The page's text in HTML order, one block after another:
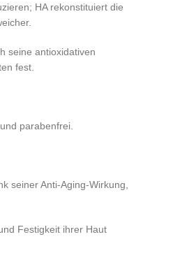
HA rekonstituiert die
seine antioxidativen
fest.
parabenfrei.
seiner Anti-Aging-Wirkung,
Festigkeit ihrer Haut